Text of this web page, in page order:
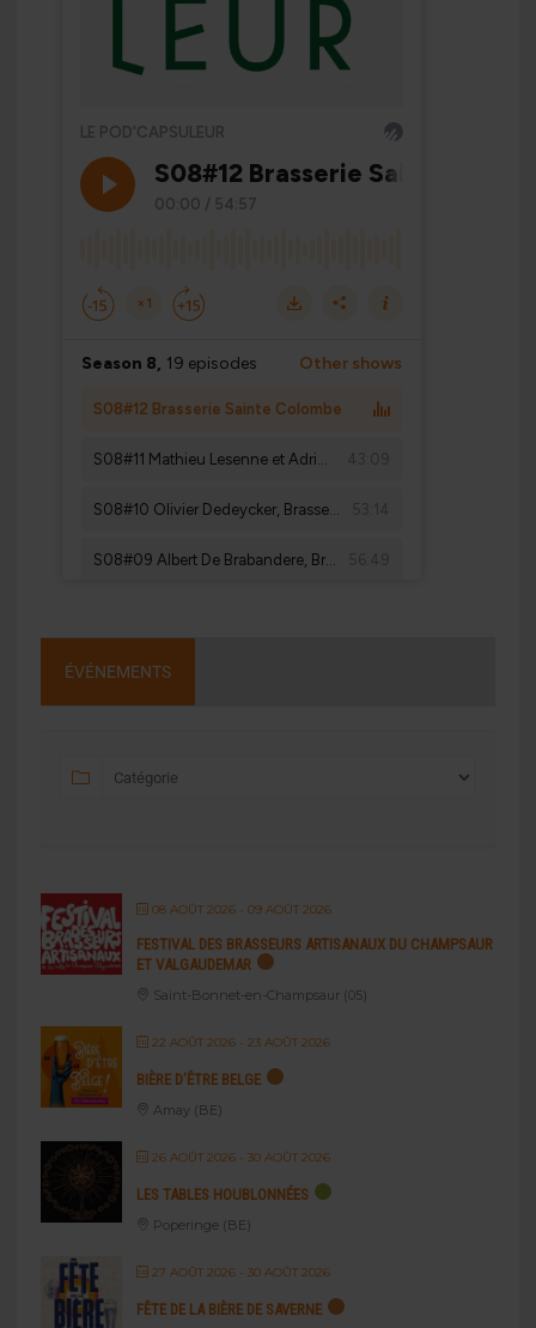
ÉVÉNEMENTS
08 AOÛT 2026- 09 AOÛT 2026
FESTIVAL DES BRASSEURS ARTISANAUX DU CHAMPSAUR
ET VALGAUDEMAR
Saint-Bonnet-en-Champsaur (05)
22 AOÛT 2026- 23 AOÛT 2026
BIÈRE D’ÊTRE BELGE
Amay (BE)
26 AOÛT 2026- 30 AOÛT 2026
LES TABLES HOUBLONNÉES
Poperinge (BE)
27 AOÛT 2026- 30 AOÛT 2026
FÊTE DE LA BIÈRE DE SAVERNE